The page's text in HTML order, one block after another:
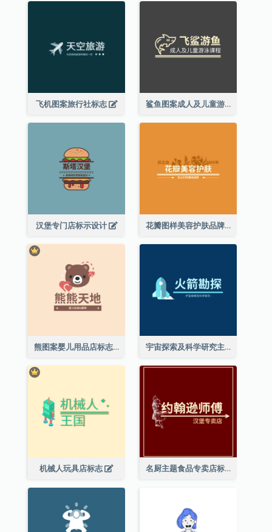
飞机图案旅行社标志 鲨鱼图案成人及儿童游泳课程标志设计
汉堡专门店标示设计 花瓣图样美容护肤品牌标志
熊图案婴儿用品店标志 宇宙探索及科学研究主题标志设计
机械人玩具店标志 名厨主题食品专卖店标志